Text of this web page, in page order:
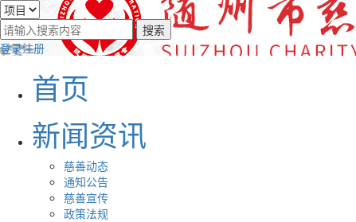
登录注册
首页
新闻资讯
慈善动态
通知公告
慈善宣传
政策法规